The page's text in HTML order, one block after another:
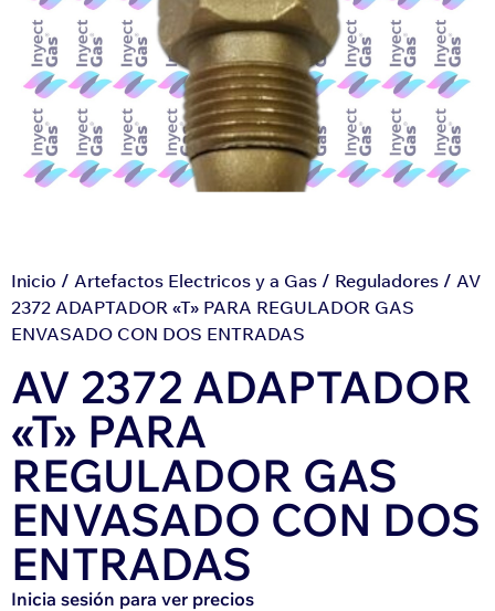
Inicio / Artefactos Electricos y a Gas / Reguladores / AV
2372 ADAPTADOR «T» PARA REGULADOR GAS
ENVASADO CON DOS ENTRADAS
AV 2372 ADAPTADOR
«T» PARA
REGULADOR GAS
ENVASADO CON DOS
ENTRADAS
Inicia sesión para ver precios